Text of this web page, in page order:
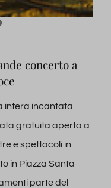
concerto a
intera incantata
gratuita aperta a
e spettacoli in
in Piazza Santa
parte del